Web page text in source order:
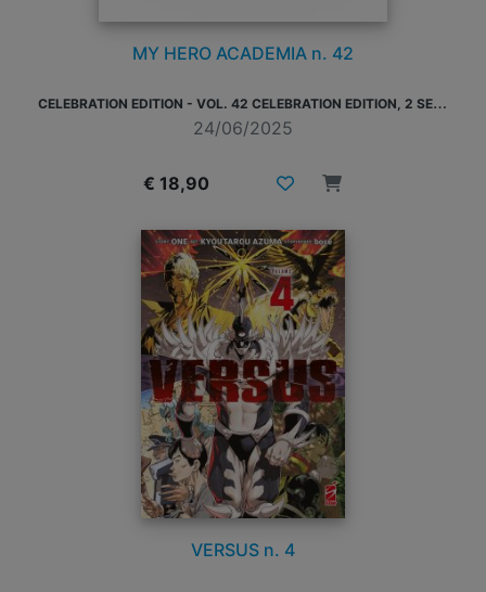
MY HERO ACADEMIA n. 42
C
ELEBRATION EDITION - VOL. 42 CELEBRATION EDITION, 2 SET DI STICKER, 3 ILLUSTRATION CARD, 2 SOTTOBICCHIERI, 1 CARD DORATA, 1 MINI-SHIKISHI
24/06/2025
€ 18,90
VERSUS n. 4